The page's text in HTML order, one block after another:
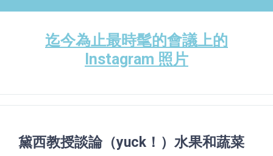
迄今為止最時髦的會議上的
Instagram 照片
黛西教授談論（yuck！）水果和蔬菜